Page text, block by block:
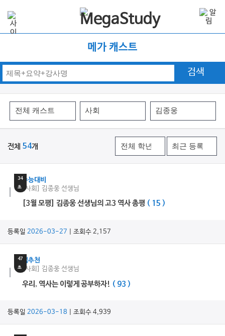
메가 캐스트
검색
전체 54개
34
초
수능대비
[사회] 김종웅 선생님
[3월 모평] 김종웅 선생님의 고3 역사 총평 ( 15 )
등록일 2026-03-27 | 조회수 2,157
47
초
쌤추천
[사회] 김종웅 선생님
우리, 역사는 이렇게 공부하자! ( 93 )
등록일 2026-03-18 | 조회수 4,939